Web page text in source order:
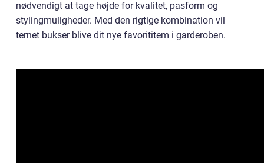
nødvendigt at tage højde for kvalitet, pasform og
stylingmuligheder. Med den rigtige kombination vil
ternet bukser blive dit nye favorititem i garderoben.